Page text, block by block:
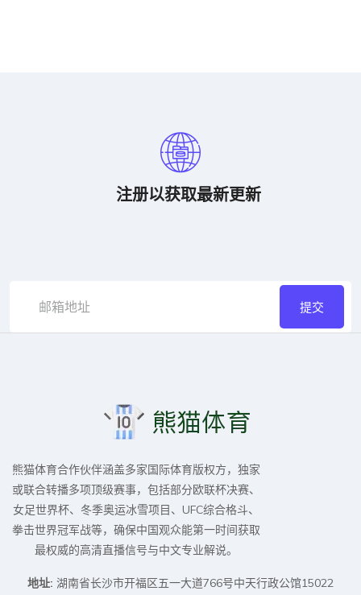
注册以获取最新更新
提交
熊猫体育合作伙伴涵盖多家国际体育版权方，独家
或联合转播多项顶级赛事，包括部分欧联杯决赛、
女足世界杯、冬季奥运冰雪项目、UFC综合格斗、
拳击世界冠军战等，确保中国观众能第一时间获取
最权威的高清直播信号与中文专业解说。
地址: 湖南省长沙市开福区五一大道766号中天行政公馆15022